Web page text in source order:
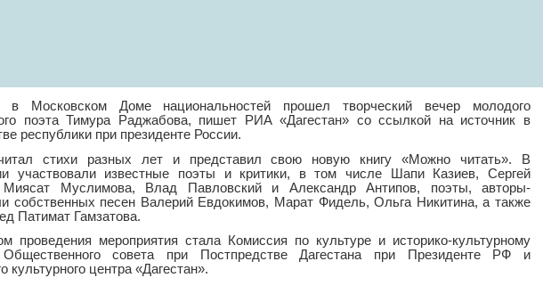
в Московском Доме национальностей прошел творческий вечер молодого
поэта Тимура Раджабова, пишет РИА «Дагестан» со ссылкой на источник в
республики при президенте России.
стихи разных лет и представил свою новую книгу «Можно читать». В
участвовали известные поэты и критики, в том числе Шапи Казиев, Сергей
Миясат Муслимова, Влад Павловский и Александр Антипов, поэты, авторы-
собственных песен Валерий Евдокимов, Марат Фидель, Ольга Никитина, а также
Патимат Гамзатова.
проведения мероприятия стала Комиссия по культуре и историко-культурному
совета при Постпредстве Дагестана при Президенте РФ и
культурного центра «Дагестан».